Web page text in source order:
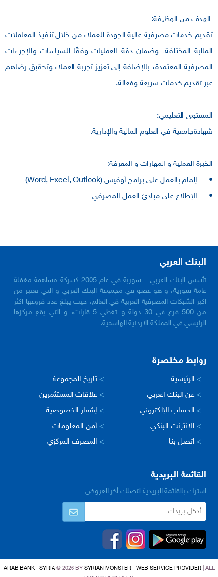
الهدف من الوظيفة:
تقديم خدمات مصرفية عالية الجودة للعملاء من خلال تنفيذ المعاملات
المالية المختلفة، وضمان دقة العمليات وفقًا للسياسات والإجراءات
المصرفية المعتمدة، بالإضافة إلى تعزيز تجربة العملاء وتحقيق رضاهم
عبر تقديم خدمات سريعة وفعالة.
المستوى التعليمي:
شهادةجامعية في العلوم المالية والإدارية.
الخبرة العملية و المهارات و المعرفة:
•
إلمام بالعمل على برامج أوفيس (Word, Excel, Outlook)
•
الإطلاع على مبادئ العمل المصرفي
البنك العربي
تأسس البنك العربي – سورية في عام 2005 كشركة مساهمة مغفلة
عامة سورية، و هو عضو في مجموعة البنك العربي و التي تعتبر من
اكبر الشبكات المصرفية العربية في العالم، حيث يبلغ عدد فروعها اكثر
من 500 فرع في 30 دولة و تغطي 5 قارات، و التي يقع مركزها
الرئيسي في المملكة الاردنية الهاشمية.
روابط مختصرة
> الرئيسية > تاريخ المجموعة
> عن البنك العربي > علاقات المستثمرين
> الحساب الإلكتروني > إشعار الخصوصية
> الانترنت البنكي > أمن المعلومات
> اتصل بنا > المصرف المركزي
القائمة البريدية
اشترك بالقائمة البريدية لتصلك أخر العروض
ARAB BANK - SYRIA@ 2026 BY SYRIAN MONSTER - WEB SERVICE PROVIDER | ALL